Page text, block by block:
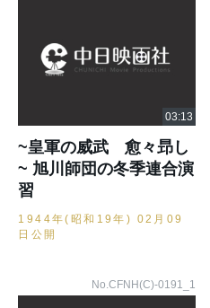
~皇軍の威武 愈々昻し
~ 旭川師団の冬季連合演
習
1944年(昭和19年) 02月09
日公開
No.CFNH(C)-0191_1